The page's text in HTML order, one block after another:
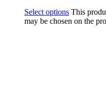
Select options This
may be chosen on the